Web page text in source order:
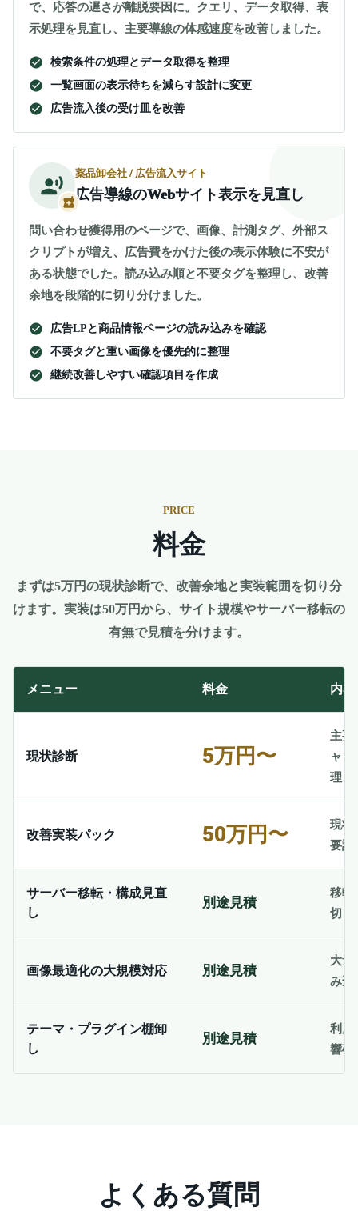
で、応答の遅さが離脱要因に。クエリ、データ取得、表
示処理を見直し、主要導線の体感速度を改善しました。
検索条件の処理とデータ取得を整理
一覧画面の表示待ちを減らす設計に変更
広告流入後の受け皿を改善
薬品卸会社 / 広告流入サイト
広告導線のWebサイト表示を見直し
問い合わせ獲得用のページで、画像、計測タグ、外部ス
クリプトが増え、広告費をかけた後の表示体験に不安が
ある状態でした。読み込み順と不要タグを整理し、改善
余地を段階的に切り分けました。
広告LPと商品情報ページの読み込みを確認
不要タグと重い画像を優先的に整理
継続改善しやすい確認項目を作成
PRICE
料金
まずは5万円の現状診断で、改善余地と実装範囲を切り分
けます。実装は50万円から、サイト規模やサーバー移転の
有無で見積を分けます。
メニュー 料金 内容
現状診断 5万円〜
主要
ャッ
理し
改善実装パック 50万円〜
現状
要読
サーバー移転・構成見直
し
別途見積
移転
切り
画像最適化の大規模対応 別途見積
大量
み込
テーマ・プラグイン棚卸
し
別途見積
利用
響確
よくある質問